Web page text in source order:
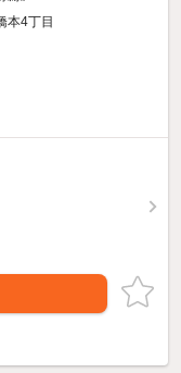
本4丁目